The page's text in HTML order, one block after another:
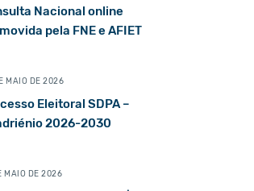
Nacional online
pela FNE e AFIET
MAIO DE 2026
Eleitoral SDPA –
2026-2030
MAIO DE 2026